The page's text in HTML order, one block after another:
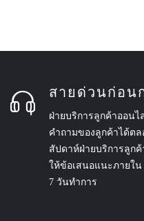
สายด่วนก่อน
ฝ่ายบริการลูกค้าออนไ
คำถามของลูกค้าได้ต
สัปดาห์ฝ่ายบริการลูก
ให้ข้อเสนอแนะภายใ
7 วันทำการ